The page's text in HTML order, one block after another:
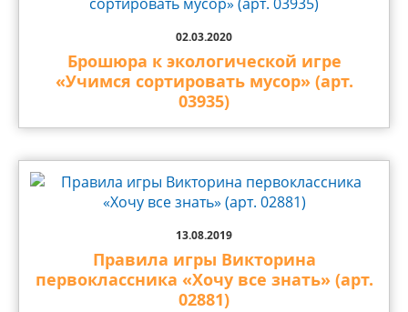
02.03.2020
Брошюра к экологической игре
«Учимся сортировать мусор» (арт.
03935)
13.08.2019
Правила игры Викторина
первоклассника «Хочу все знать» (арт.
02881)